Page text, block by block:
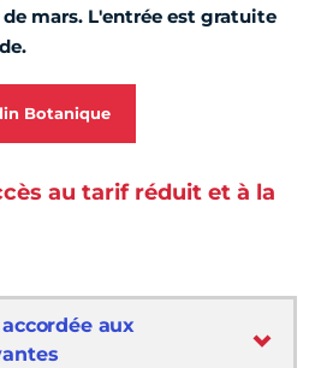
mars. L'entrée est gratuite
Botanique
au tarif réduit et à la
aux